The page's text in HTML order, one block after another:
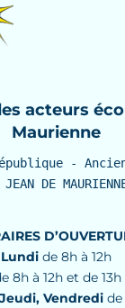
acteurs
Maurienne
-
DE
Lundide 8h à 12h
8h à 12h et de 13h
Vendredide